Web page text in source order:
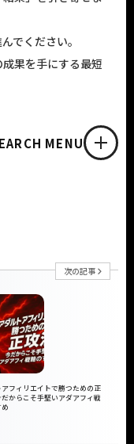
でください。
成果を手にする最短
MENU
次の記事
アフィリエイトで勝つための正
からこそ手堅いアダアフィ戦